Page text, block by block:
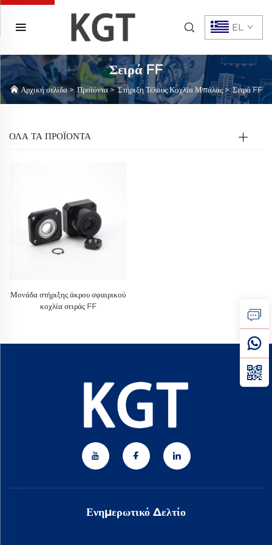
EL
Σειρά FF
Αρχική σελίδα> Προϊόντα>Στήριξη Τέλους Κοχλία Μπάλας>Σειρά FF
ΟΛΑ ΤΑ ΠΡΟΪΟΝΤΑ
Μονάδα στήριξης άκρου σφαιρικού
κοχλία σειράς FF
Ενημερωτικό Δελτίο